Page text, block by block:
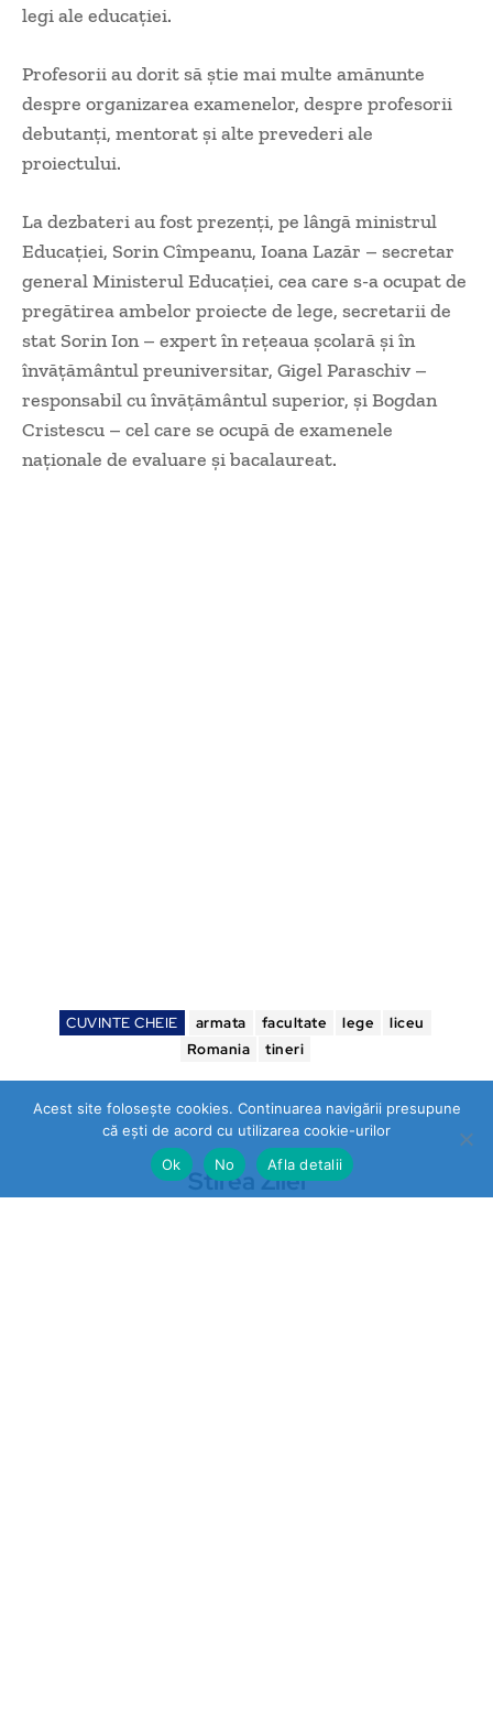
legi ale educaţiei.
Profesorii au dorit să ştie mai multe amănunte
despre organizarea examenelor, despre profesorii
debutanţi, mentorat şi alte prevederi ale
proiectului.
La dezbateri au fost prezenţi, pe lângă ministrul
Educației, Sorin Cîmpeanu, Ioana Lazăr – secretar
general Ministerul Educaţiei, cea care s-a ocupat de
pregătirea ambelor proiecte de lege, secretarii de
stat Sorin Ion – expert în reţeaua şcolară şi în
învăţământul preuniversitar, Gigel Paraschiv –
responsabil cu învăţământul superior, şi Bogdan
Cristescu – cel care se ocupă de examenele
naţionale de evaluare şi bacalaureat.
CUVINTE CHEIE armata facultate lege
liceu
Romania
tineri
Stirea Zilei
Acest site folosește cookies. Continuarea navigării presupune
că ești de acord cu utilizarea cookie-urilor
Ok
No Afla detalii